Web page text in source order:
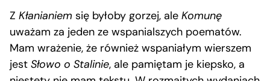
Z Kłanianiem się byłoby gorzej, ale Komunę
uważam za jeden ze wspanialszych poematów.
Mam wrażenie, że również wspaniałym wierszem
jest Słowo o Stalinie, ale pamiętam je kiepsko, a